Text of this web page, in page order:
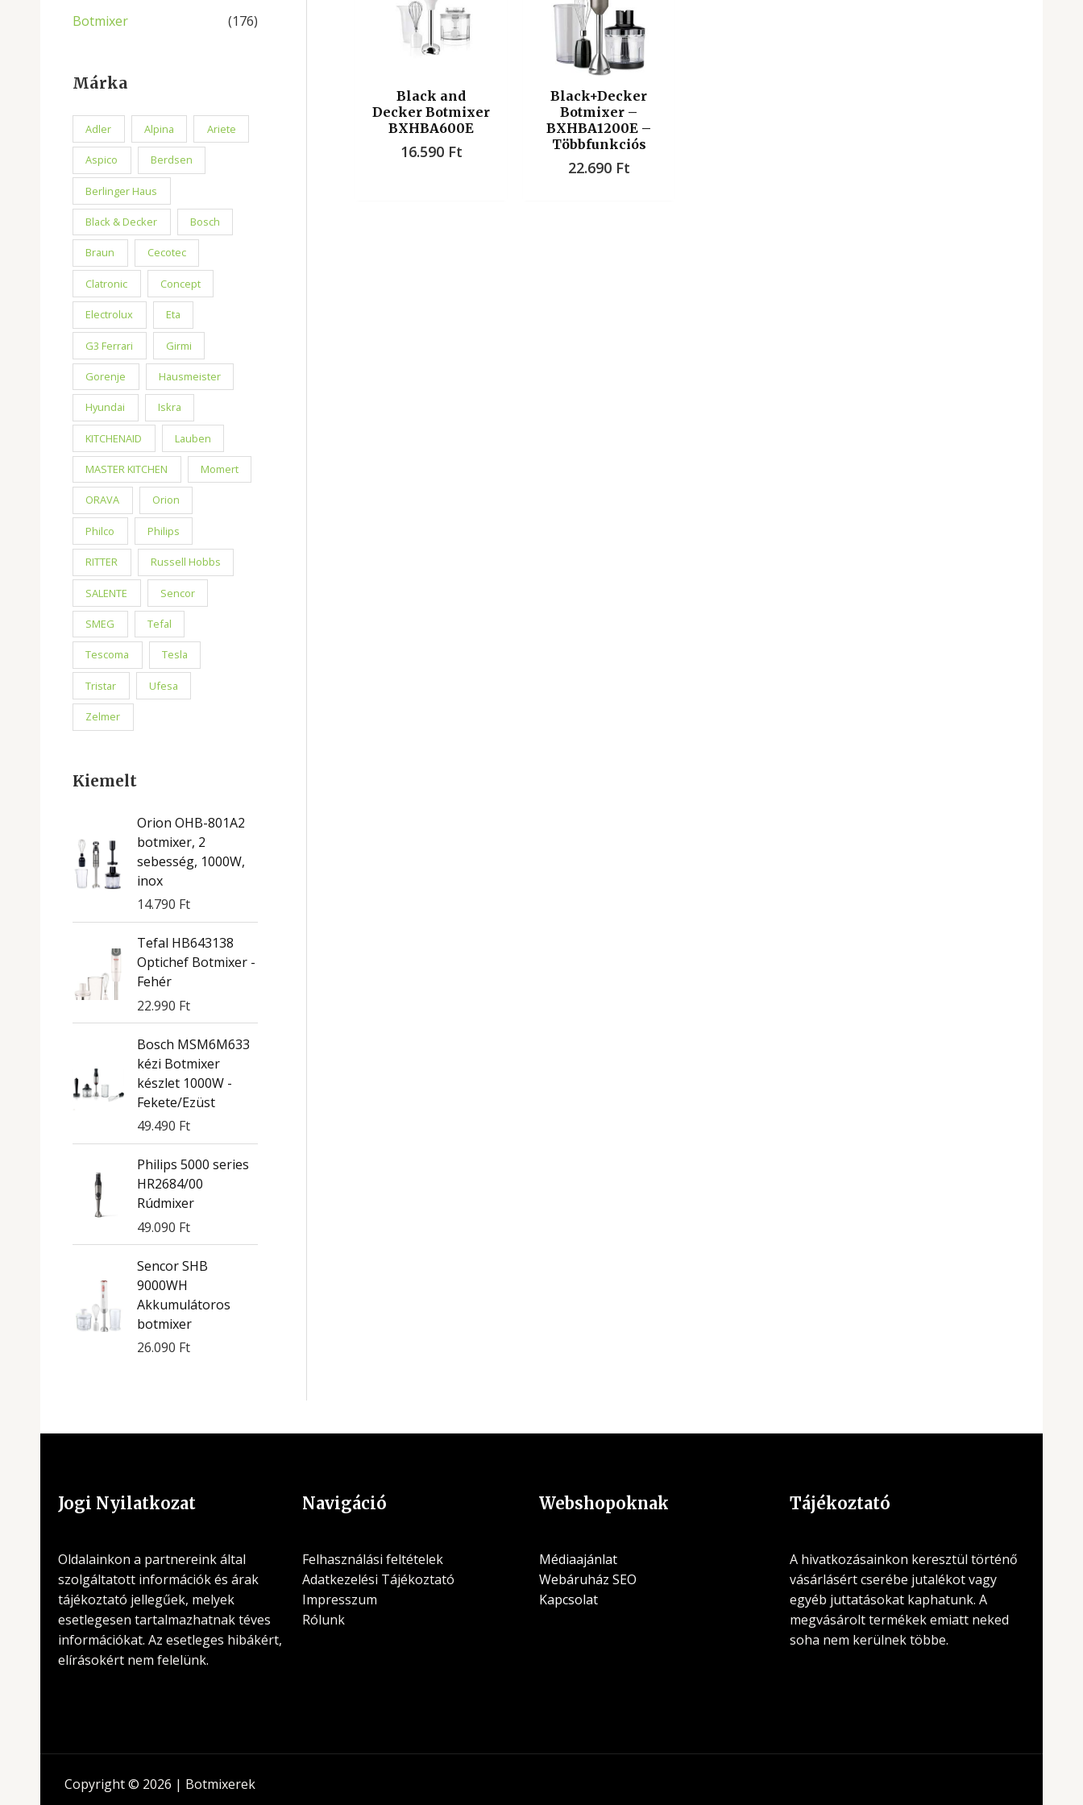
Botmixer (176)
Márka
Adler Alpina Ariete
Aspico Berdsen
Berlinger Haus
Black & Decker Bosch
Braun Cecotec
Clatronic Concept
Electrolux Eta
G3 Ferrari Girmi
Gorenje Hausmeister
Hyundai Iskra
KITCHENAID Lauben
MASTER KITCHEN Momert
ORAVA Orion
Philco Philips
RITTER Russell Hobbs
SALENTE Sencor
SMEG Tefal
Tescoma Tesla
Tristar Ufesa
Zelmer
Kiemelt
Orion OHB-801A2
botmixer, 2
sebesség, 1000W,
inox
14.790 Ft
Tefal HB643138
Optichef Botmixer -
Fehér
22.990 Ft
Bosch MSM6M633
kézi Botmixer
készlet 1000W -
Fekete/Ezüst
49.490 Ft
Philips 5000 series
HR2684/00
Rúdmixer
49.090 Ft
Sencor SHB
9000WH
Akkumulátoros
botmixer
26.090 Ft
Black and
Decker Botmixer
BXHBA600E
16.590 Ft
Black+Decker
Botmixer –
BXHBA1200E –
Többfunkciós
22.690 Ft
Jogi Nyilatkozat
Oldalainkon a partnereink által
szolgáltatott információk és árak
tájékoztató jellegűek, melyek
esetlegesen tartalmazhatnak téves
információkat. Az esetleges hibákért,
elírásokért nem felelünk.
Navigáció
Felhasználási feltételek
Adatkezelési Tájékoztató
Impresszum
Rólunk
Webshopoknak
Médiaajánlat
Webáruház SEO
Kapcsolat
Tájékoztató
A hivatkozásainkon keresztül történő
vásárlásért cserébe jutalékot vagy
egyéb juttatásokat kaphatunk. A
megvásárolt termékek emiatt neked
soha nem kerülnek többe.
Copyright © 2026 | Botmixerek